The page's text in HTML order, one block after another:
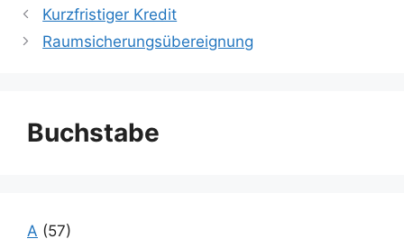
Kurzfristiger Kredit
Raumsicherungsübereignung
Buchstabe
A (57)